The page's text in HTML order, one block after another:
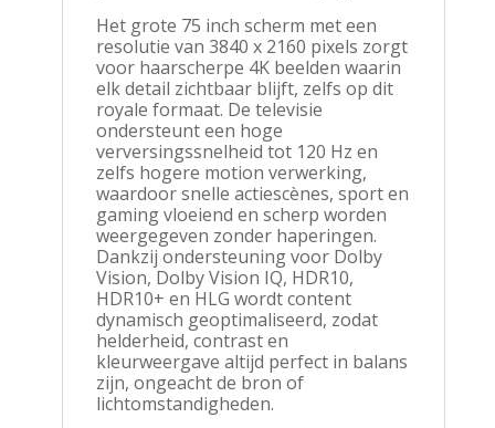
Het grote 75 inch scherm met een
resolutie van 3840 x 2160 pixels zorgt
voor haarscherpe 4K beelden waarin
elk detail zichtbaar blijft, zelfs op dit
royale formaat. De televisie
ondersteunt een hoge
verversingssnelheid tot 120 Hz en
zelfs hogere motion verwerking,
waardoor snelle actiescènes, sport en
gaming vloeiend en scherp worden
weergegeven zonder haperingen.
Dankzij ondersteuning voor Dolby
Vision, Dolby Vision IQ, HDR10,
HDR10+ en HLG wordt content
dynamisch geoptimaliseerd, zodat
helderheid, contrast en
kleurweergave altijd perfect in balans
zijn, ongeacht de bron of
lichtomstandigheden.